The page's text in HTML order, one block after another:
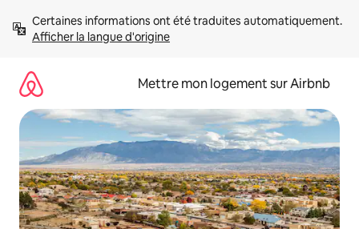
directement
Afficher la langue d'origine
Mettre mon logement sur Airbnb